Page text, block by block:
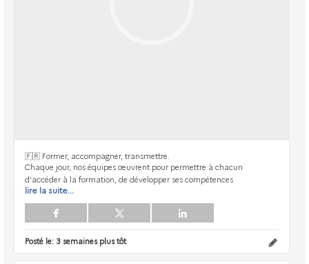
🇫🇷 Former, accompagner, transmettre.
Chaque jour, nos équipes œuvrent pour permettre à chacun
d'accéder à la formation, de développer ses compétences
lire la suite...
Posté le: 3 semaines plus tôt